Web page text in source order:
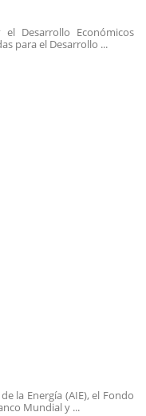
Desarrollo Económicos
para el Desarrollo ...
la Energía (AIE), el Fondo
Mundial y ...